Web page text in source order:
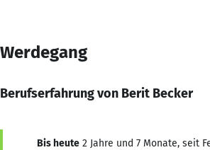
Werdegang
Berufserfahrung von Berit Becker
Bis heute 2 Jahre und 7 Monate, seit